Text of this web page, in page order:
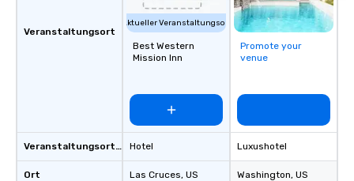
Veranstaltungsort
Veranstaltungsortstyp
Ort
Aktueller Veranstaltungsort
Best Western
Mission Inn
Hotel
Las Cruces, US
Promote your
venue
Luxushotel
Washington, US